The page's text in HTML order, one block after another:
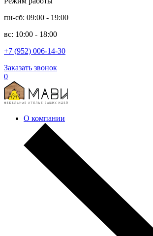
пн-сб: 09:00 - 19:00
вс: 10:00 - 18:00
+7 (952) 006-14-30
Заказать звонок
0
О компании